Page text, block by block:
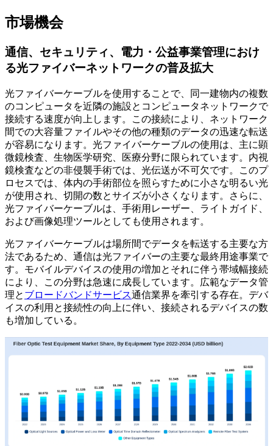
市場機会
通信、セキュリティ、電力・公益事業管理におけ
る光ファイバーネットワークの普及拡大
光ファイバーケーブルを使用することで、同一建物内の複数
のコンピュータを近隣の施設とコンピュータネットワークで
接続する速度が向上します。この接続により、ネットワーク
間での大容量ファイルやその他の種類のデータの迅速な転送
が容易になります。光ファイバーケーブルの使用は、主に顕
微鏡検査、生物医学研究、医療分野に限られています。内視
鏡検査などの非侵襲手術では、光伝送が不可欠です。このプ
ロセスでは、体内の手術部位を照らすために小さな明るい光
が使用され、切開の数とサイズが小さくなります。さらに、
光ファイバーケーブルは、手術用レーザー、ライトガイド、
および画像処理ツールとしても使用されます。
光ファイバーケーブルは場所間でデータを転送する主要な方
法であるため、通信は光ファイバーの主要な最終用途事業で
す。モバイルデバイスの使用の増加とそれに伴う帯域幅接続
により、この分野は急速に成長しています。広範なデータ管
理と ブロードバンドサービス通信業界を牽引する存在。デバ
イスの利用と接続性の向上に伴い、接続されるデバイスの数
も増加している。